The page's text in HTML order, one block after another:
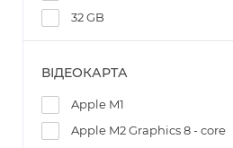
32 GB
ВІДЕОКАРТА
Apple M1
Apple M2 Graphics 8 - core